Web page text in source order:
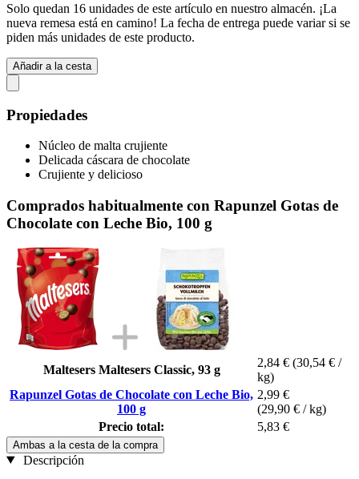
Solo quedan 16 unidades de este artículo en nuestro almacén. ¡La
nueva remesa está en camino! La fecha de entrega puede variar si se
piden más unidades de este producto.
Añadir a la cesta
Propiedades
Núcleo de malta crujiente
Delicada cáscara de chocolate
Crujiente y delicioso
Comprados habitualmente con Rapunzel Gotas de
Chocolate con Leche Bio, 100 g
Maltesers Maltesers Classic, 93 g
2,84 € (30,54 € /
kg)
Rapunzel Gotas de Chocolate con Leche Bio,
100 g
2,99 €
(29,90 € / kg)
Precio total:
5,83 €
Ambas a la cesta de la compra
Descripción